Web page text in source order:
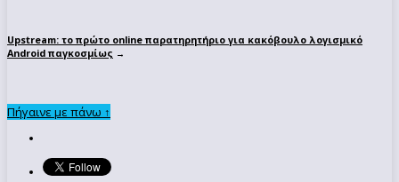
Upstream: το πρώτο online παρατηρητήριο για κακόβουλο λογισμικό
Android παγκοσμίως →
Πήγαινε με πάνω ↑